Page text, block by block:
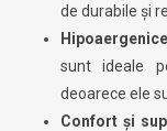
de durabile și
sunt ideale
deoarece ele
Confort și